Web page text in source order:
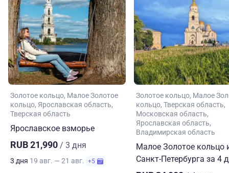
Золотое кольцо Малое Золотое
кольцо Ярославская область
Тверская область
Ярославское взморье
RUB 21,990 / 3 дня
3 дня 19 авг. — 21 авг. +5
Золотое кольцо Малое
кольцо Тверская область
Московская область
Ярославская область
Владимирская область
Малое Золотое кольцо
Санкт-Петербурга за 4